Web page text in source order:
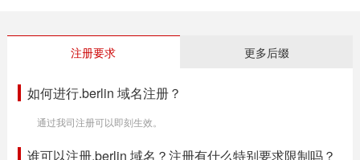
注册要求 更多后缀
如何进行.berlin 域名注册？
通过我司注册可以即刻生效。
谁可以注册.berlin 域名？注册有什么特别要求限制吗？